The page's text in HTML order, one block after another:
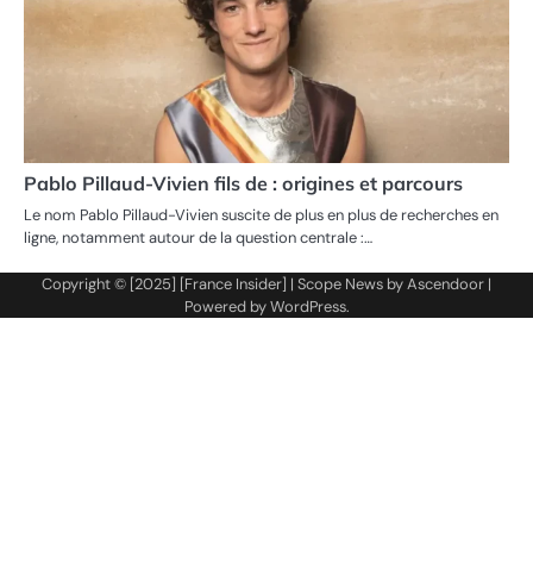
Pablo Pillaud-Vivien fils de : origines et parcours
Le nom Pablo Pillaud-Vivien suscite de plus en plus de recherches en
ligne, notamment autour de la question centrale :…
Copyright © [2025] [France Insider] | Scope News byAscendoor |
Powered byWordPress.